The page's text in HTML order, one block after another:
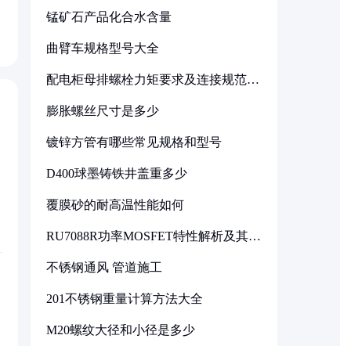
锰矿石产品化合水含量
曲臂车规格型号大全
配电柜母排螺栓力矩要求及连接规范详
膨胀螺丝尺寸是多少
镀锌方管有哪些常见规格和型号
D400球墨铸铁井盖重多少
覆膜砂的耐高温性能如何
RU7088R功率MOSFET特性解析及其在
不锈钢通风 管道施工
201不锈钢重量计算方法大全
M20螺纹大径和小径是多少